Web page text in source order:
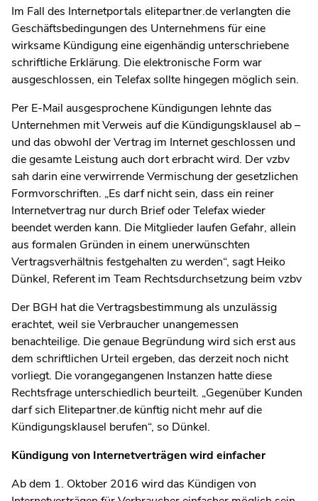
Im Fall des Internetportals elitepartner.de verlangten die
Geschäftsbedingungen des Unternehmens für eine
wirksame Kündigung eine eigenhändig unterschriebene
schriftliche Erklärung. Die elektronische Form war
ausgeschlossen, ein Telefax sollte hingegen möglich sein.
Per E-Mail ausgesprochene Kündigungen lehnte das
Unternehmen mit Verweis auf die Kündigungsklausel ab –
und das obwohl der Vertrag im Internet geschlossen und
die gesamte Leistung auch dort erbracht wird. Der vzbv
sah darin eine verwirrende Vermischung der gesetzlichen
Formvorschriften. „Es darf nicht sein, dass ein reiner
Internetvertrag nur durch Brief oder Telefax wieder
beendet werden kann. Die Mitglieder laufen Gefahr, allein
aus formalen Gründen in einem unerwünschten
Vertragsverhältnis festgehalten zu werden“, sagt Heiko
Dünkel, Referent im Team Rechtsdurchsetzung beim vzbv
Der BGH hat die Vertragsbestimmung als unzulässig
erachtet, weil sie Verbraucher unangemessen
benachteilige. Die genaue Begründung wird sich erst aus
dem schriftlichen Urteil ergeben, das derzeit noch nicht
vorliegt. Die vorangegangenen Instanzen hatte diese
Rechtsfrage unterschiedlich beurteilt. „Gegenüber Kunden
darf sich Elitepartner.de künftig nicht mehr auf die
Kündigungsklausel berufen“, so Dünkel.
Kündigung von Internetverträgen wird einfacher
Ab dem 1. Oktober 2016 wird das Kündigen von